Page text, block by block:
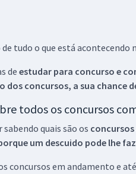
tudo o que está acontecendo
de estudar para concurso e
dosconcursos, a sua chance
todos os concursos
quais são os
um descuido pode lhe
concursos em andamento e